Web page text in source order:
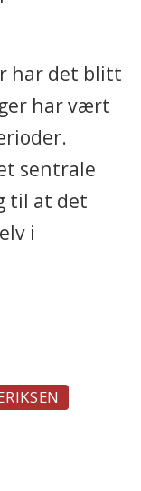
har det blitt
har vært
sentrale
til at det
i